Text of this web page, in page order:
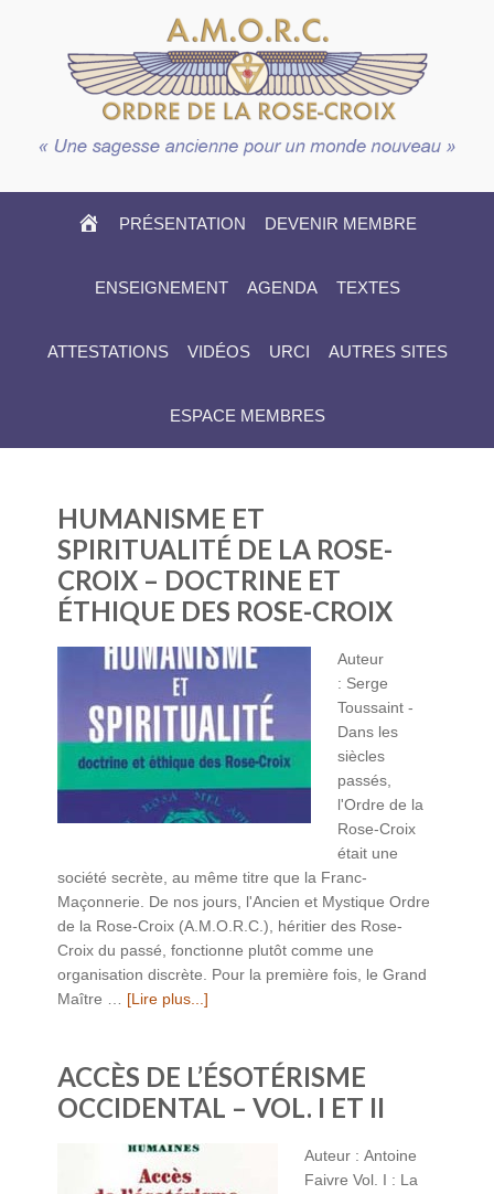
HOME
PRÉSENTATION DEVENIR MEMBRE
ENSEIGNEMENT AGENDA TEXTES
ATTESTATIONS VIDÉOS URCI AUTRES SITES
ESPACE MEMBRES
HUMANISME ET
SPIRITUALITÉ DE LA ROSE-
CROIX – DOCTRINE ET
ÉTHIQUE DES ROSE-CROIX
Auteur
: Serge
Toussaint -
Dans les
siècles
passés,
l'Ordre de la
Rose-Croix
était une
société secrète, au même titre que la Franc-
Maçonnerie. De nos jours, l'Ancien et Mystique Ordre
de la Rose-Croix (A.M.O.R.C.), héritier des Rose-
Croix du passé, fonctionne plutôt comme une
organisation discrète. Pour la première fois, le Grand
Maître … [Lire plus...]
ACCÈS DE L’ÉSOTÉRISME
OCCIDENTAL – VOL. I ET II
Auteur : Antoine
Faivre Vol. I : La